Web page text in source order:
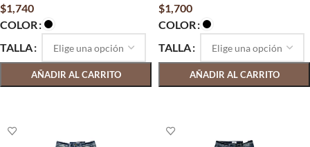
$1,740
COLOR
TALLA
AÑADIR AL CARRITO
$1,700
COLOR
TALLA
AÑADIR AL CARRITO